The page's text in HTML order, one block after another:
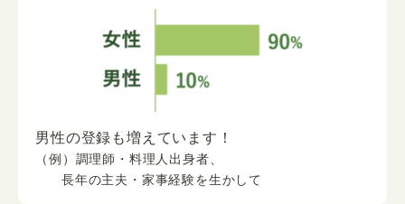
男性の登録も増えています！
（例）調理師・料理人出身者、
長年の主夫・家事経験を生かして